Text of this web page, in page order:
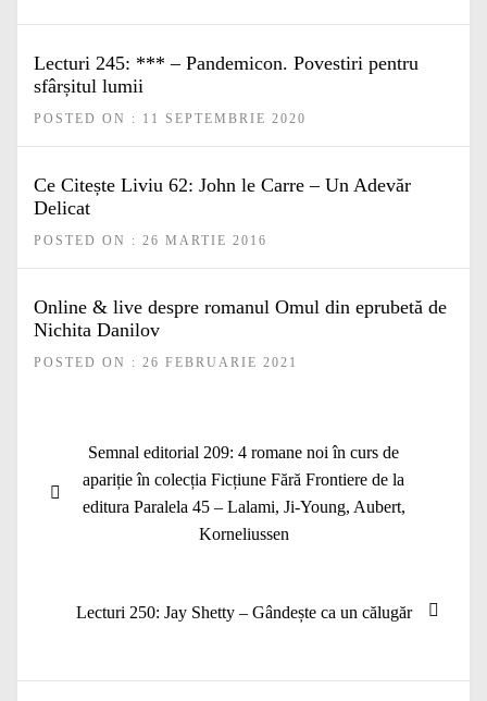
Lecturi 245: *** – Pandemicon. Povestiri pentru
sfârșitul lumii
POSTED ON : 11 SEPTEMBRIE 2020
Ce Citește Liviu 62: John le Carre – Un Adevăr
Delicat
POSTED ON : 26 MARTIE 2016
Online & live despre romanul Omul din eprubetă de
Nichita Danilov
POSTED ON : 26 FEBRUARIE 2021
articole
Articolul
anterior:
Semnal editorial 209: 4 romane noi în curs de
apariție în colecția Ficțiune Fără Frontiere de la
editura Paralela 45 – Lalami, Ji-Young, Aubert,
Korneliussen
Articolul
Lecturi 250: Jay Shetty – Gândește ca un călugăr